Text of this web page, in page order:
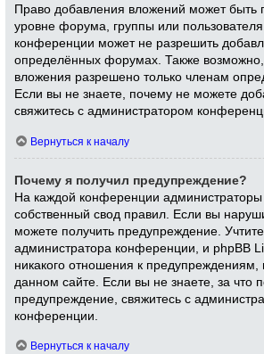
Право добавления вложений может быть
уровне форума, группы или
конференции может не разрешить
определённых форумах. Также возможно,
вложения разрешено только членам
Если вы не знаете, почему не можете
свяжитесь с администратором
Вернуться к началу
Почему я получил предупреждение?
На каждой конференции администраторы
собственный свод правил. Если вы
можете получить предупреждение.
администратора конференции, и phpBB
никакого отношения к
данном сайте. Если вы не знаете, за что
предупреждение, свяжитесь с
конференции.
Вернуться к началу